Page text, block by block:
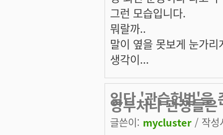
그런 모습입니다.
뭐랄까..
말이 옆을 못보게 눈가
생각이...
일단 '관습헌법'을
앙부처나 관청들은
글쓴이: mycluster / 작